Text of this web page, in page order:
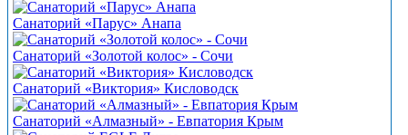
Санаторий «Парус» Анапа
Санаторий «Золотой колос» - Сочи
Санаторий «Виктория» Кисловодск
Санаторий «Алмазный» - Евпатория Крым